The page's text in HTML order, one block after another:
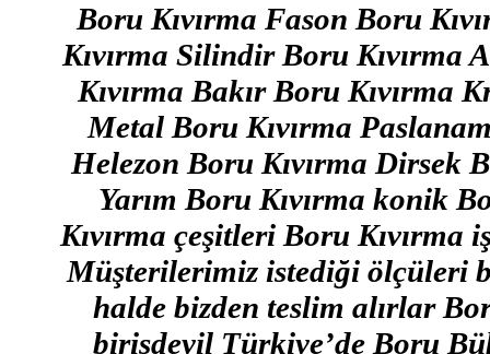
Boru Kıvırma Fason Boru
Kıvırma Silindir Boru Kıvırma
Kıvırma Bakır Boru Kıvırma
Metal Boru Kıvırma
Helezon Boru Kıvırma Dirsek
Yarım Boru Kıvırma konik
Kıvırma çeşitleri Boru Kıvırma
Müşterilerimiz istediği ölçüleri
halde bizden teslim alırlar
birişdeyil Türkiye’de Boru